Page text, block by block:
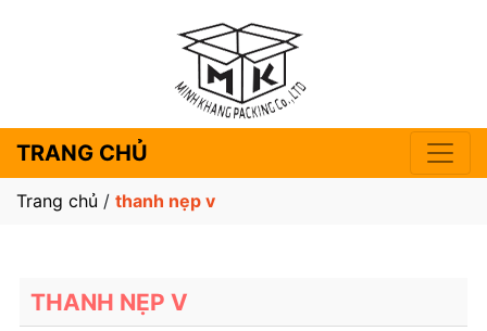
TRANG CHỦ
Trang chủ / thanh nẹp v
THANH NẸP V